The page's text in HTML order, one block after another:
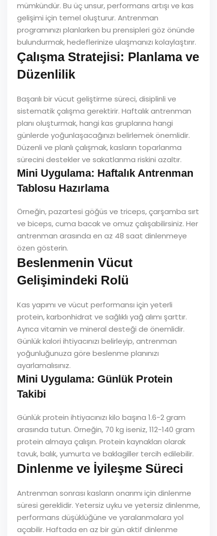
mümkündür. Bu üç unsur, performans artışı ve kas
gelişimi için temel oluşturur. Antrenman
programınızı planlarken bu prensipleri göz önünde
bulundurmak, hedeflerinize ulaşmanızı kolaylaştırır.
Çalışma Stratejisi: Planlama ve
Düzenlilik
Başarılı bir vücut geliştirme süreci, disiplinli ve
sistematik çalışma gerektirir. Haftalık antrenman
planı oluşturmak, hangi kas gruplarına hangi
günlerde yoğunlaşacağınızı belirlemek önemlidir.
Düzenli ve planlı çalışmak, kasların toparlanma
sürecini destekler ve sakatlanma riskini azaltır.
Mini Uygulama: Haftalık Antrenman
Tablosu Hazırlama
Örneğin, pazartesi göğüs ve triceps, çarşamba sırt
ve biceps, cuma bacak ve omuz çalışabilirsiniz. Her
antrenman arasında en az 48 saat dinlenmeye
özen gösterin.
Beslenmenin Vücut
Gelişimindeki Rolü
Kas yapımı ve vücut performansı için yeterli
protein, karbonhidrat ve sağlıklı yağ alımı şarttır.
Ayrıca vitamin ve mineral desteği de önemlidir.
Günlük kalori ihtiyacınızı belirleyip, antrenman
yoğunluğunuza göre beslenme planınızı
ayarlamalısınız.
Mini Uygulama: Günlük Protein
Takibi
Günlük protein ihtiyacınızı kilo başına 1.6-2 gram
arasında tutun. Örneğin, 70 kg iseniz, 112-140 gram
protein almaya çalışın. Protein kaynakları olarak
tavuk, balık, yumurta ve baklagiller tercih edilebilir.
Dinlenme ve İyileşme Süreci
Antrenman sonrası kasların onarımı için dinlenme
süresi gereklidir. Yetersiz uyku ve yetersiz dinlenme,
performans düşüklüğüne ve yaralanmalara yol
açabilir. Haftada en az bir gün aktif dinlenme